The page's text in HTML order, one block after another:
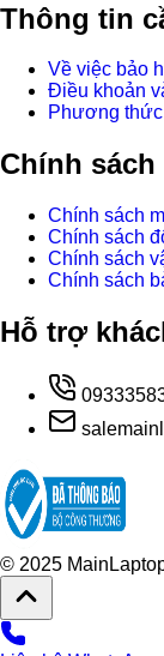
Thông tin
Về việc bảo
Điều khoản
Phương
Chính sách
Chính sách
Chính sách
Chính sách
Chính sách
Hỗ trợ
© 2025